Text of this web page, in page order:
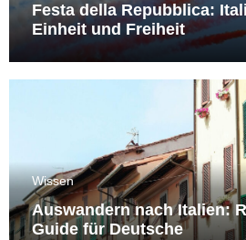
Festa della Repubblica:
Einheit und Freiheit
Wissen
Auswandern nach Italien:
Guide für Deutsche